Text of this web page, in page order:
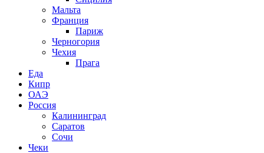
Мальта
Франция
Париж
Черногория
Чехия
Прага
Еда
Кипр
ОАЭ
Россия
Калининград
Саратов
Сочи
Чеки